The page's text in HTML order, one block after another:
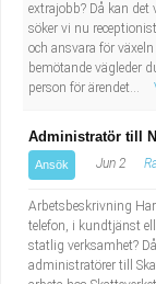
extrajobb? Då kan
söker vi nu
och ansvara för
bemötande vägleder
person för ärendet...
Administratör till
Ansök Jun 2
Arbetsbeskrivning
telefon, i kundtjänst
statlig verksamhet?
administratörer till